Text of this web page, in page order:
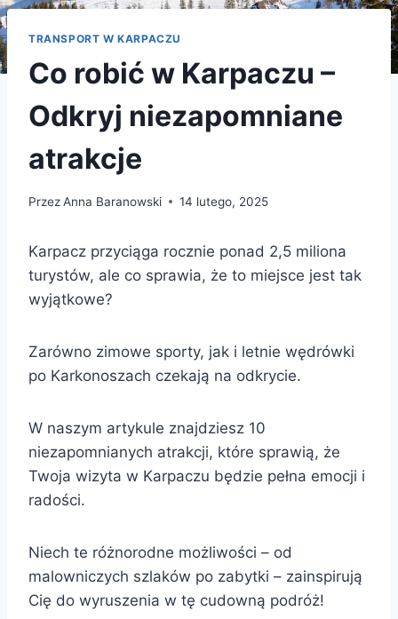
TRANSPORT W KARPACZU
Co robić w Karpaczu –
Odkryj niezapomniane
atrakcje
PrzezAnna Baranowski 14 lutego, 2025
Karpacz przyciąga rocznie ponad 2,5 miliona
turystów, ale co sprawia, że to miejsce jest tak
wyjątkowe?
Zarówno zimowe sporty, jak i letnie wędrówki
po Karkonoszach czekają na odkrycie.
W naszym artykule znajdziesz 10
niezapomnianych atrakcji, które sprawią, że
Twoja wizyta w Karpaczu będzie pełna emocji i
radości.
Niech te różnorodne możliwości – od
malowniczych szlaków po zabytki – zainspirują
Cię do wyruszenia w tę cudowną podróż!